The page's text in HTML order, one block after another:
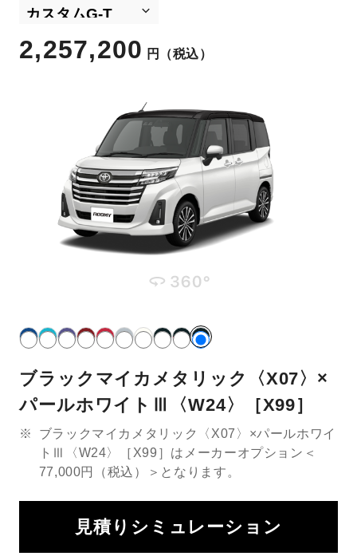
2,257,200 円 （税込）
ブラックマイカメタリック〈X07〉×
パールホワイトⅢ〈W24〉［X99］
※
ブラックマイカメタリック〈X07〉×パールホワイ
トⅢ〈W24〉［X99］はメーカーオプション＜
77,000円（税込）＞となります。
見積りシミュレーション